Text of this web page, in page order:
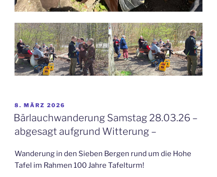
VERÖFFENTLICHT
AM
8. MÄRZ 2026
Bärlauchwanderung Samstag 28.03.26 –
abgesagt aufgrund Witterung –
Wanderung in den Sieben Bergen rund um die Hohe
Tafel im Rahmen 100 Jahre Tafelturm!